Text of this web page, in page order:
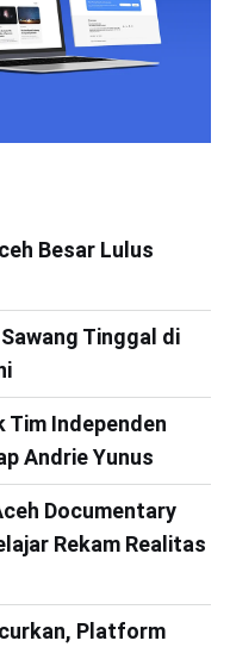
Besar Lulus
Tinggal di
Tim Independen
Andrie Yunus
Documentary
Rekam Realitas
Platform